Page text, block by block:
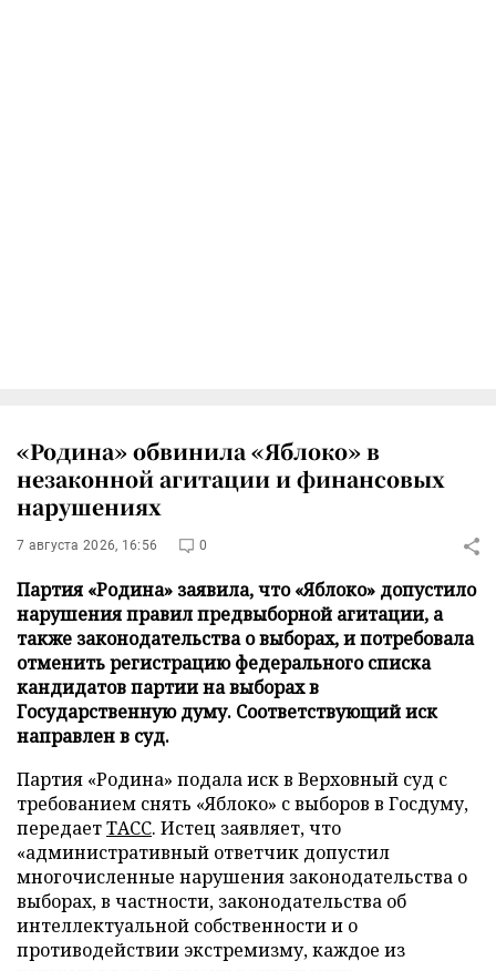
«Родина» обвинила «Яблоко» в
незаконной агитации и финансовых
нарушениях
7 августа 2026, 16:56 0
Партия «Родина» заявила, что «Яблоко» допустило
нарушения правил предвыборной агитации, а
также законодательства о выборах, и потребовала
отменить регистрацию федерального списка
кандидатов партии на выборах в
Государственную думу. Соответствующий иск
направлен в суд.
Партия «Родина» подала иск в Верховный суд с
требованием снять «Яблоко» с выборов в Госдуму,
передаетТАСС. Истец заявляет, что
«административный ответчик допустил
многочисленные нарушения законодательства о
выборах, в частности, законодательства об
интеллектуальной собственности и о
противодействии экстремизму, каждое из